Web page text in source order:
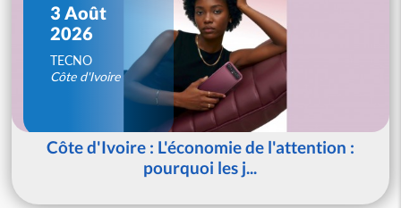
3 Août
2026
TECNO
Côte d'Ivoire
Côte d'Ivoire : L'économie de l'attention :
pourquoi les j...